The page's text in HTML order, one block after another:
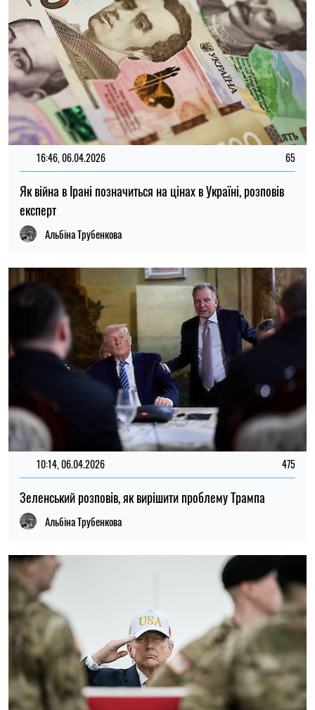
16:46, 06.04.2026 65
Як війна в Ірані позначиться на цінах в Україні, розповів
експерт
Альбіна Трубенкова
10:14, 06.04.2026 475
Зеленський розповів, як вирішити проблему Трампа
Альбіна Трубенкова